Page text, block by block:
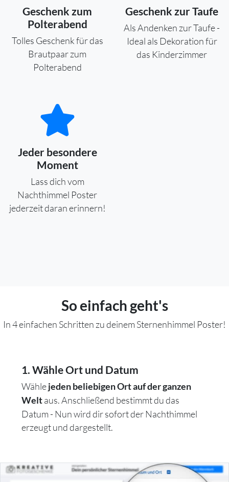
Geschenk zum
Polterabend
Tolles Geschenk für das
Brautpaar zum
Polterabend
Geschenk zur Taufe
Als Andenken zur Taufe -
Ideal als Dekoration für
das Kinderzimmer
Jeder besondere
Moment
Lass dich vom
Nachthimmel Poster
jederzeit daran erinnern!
So einfach geht's
In 4 einfachen Schritten zu deinem Sternenhimmel Poster!
1. Wähle Ort und Datum
Wählejeden beliebigen Ort auf der ganzen
Weltaus. Anschließend bestimmt du das
Datum - Nun wird dir sofort der Nachthimmel
erzeugt und dargestellt.